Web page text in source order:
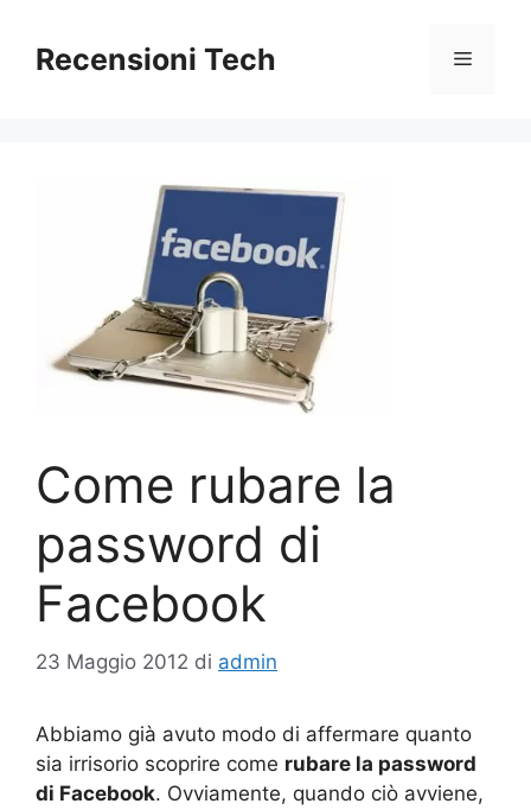
contenuto
Recensioni Tech Menu
Come rubare la
password di
Facebook
23 Maggio 2012 di admin
Abbiamo già avuto modo di affermare quanto
sia irrisorio scoprire come rubare la password
di Facebook. Ovviamente, quando ciò avviene,